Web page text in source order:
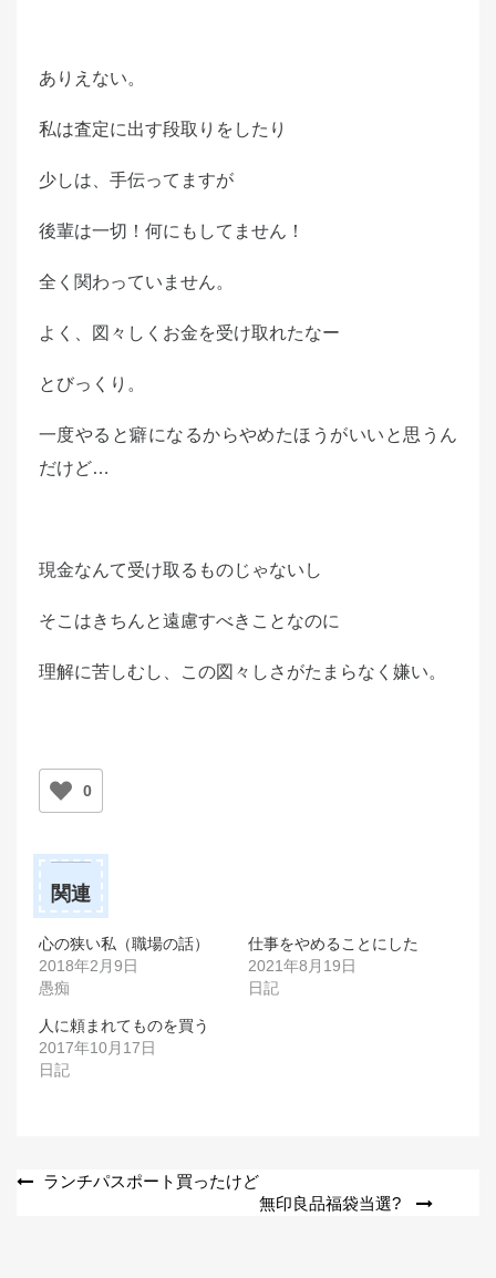
ありえない。
私は査定に出す段取りをしたり
少しは、手伝ってますが
後輩は一切！何にもしてません！
全く関わっていません。
よく、図々しくお金を受け取れたなー
とびっくり。
一度やると癖になるからやめたほうがいいと思うん
だけど…
現金なんて受け取るものじゃないし
そこはきちんと遠慮すべきことなのに
理解に苦しむし、この図々しさがたまらなく嫌い。
0
関連
心の狭い私（職場の話）
2018年2月9日
愚痴
仕事をやめることにした
2021年8月19日
日記
人に頼まれてものを買う
2017年10月17日
日記
投 ランチパスポート買ったけど
無印良品福袋当選?